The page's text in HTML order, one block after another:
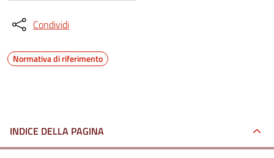
Condividi
Normativa di riferimento
INDICE DELLA PAGINA